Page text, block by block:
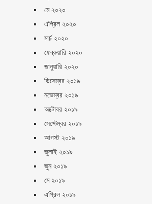
মে ২০২০
এপ্রিল ২০২০
মার্চ ২০২০
ফেব্রুয়ারি ২০২০
জানুয়ারি ২০২০
ডিসেম্বর ২০১৯
নভেম্বর ২০১৯
অক্টোবর ২০১৯
সেপ্টেম্বর ২০১৯
আগস্ট ২০১৯
জুলাই ২০১৯
জুন ২০১৯
মে ২০১৯
এপ্রিল ২০১৯